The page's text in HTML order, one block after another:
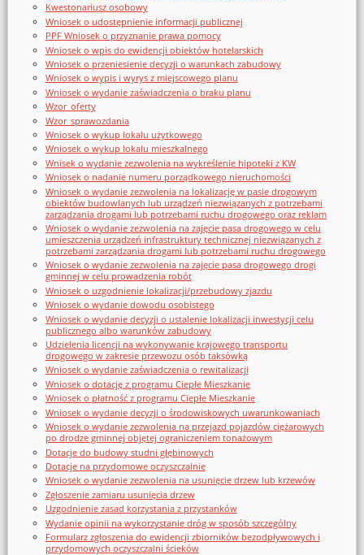
Kwestonariusz osobowy
Wniosek o udostępnienie informacji publicznej
PPF Wniosek o przyznanie prawa pomocy
Wniosek o wpis do ewidencji obiektów hotelarskich
Wniosek o przeniesienie decyzji o warunkach zabudowy
Wniosek o wypis i wyrys z miejscowego planu
Wniosek o wydanie zaświadczenia o braku planu
Wzor_oferty
Wzor_sprawozdania
Wniosek o wykup lokalu użytkowego
Wniosek o wykup lokalu mieszkalnego
Wnisek o wydanie zezwolenia na wykreślenie hipoteki z KW
Wniosek o nadanie numeru porządkowego nieruchomości
Wniosek o wydanie zezwolenia na lokalizację w pasie drogowym
obiektów budowlanych lub urządzeń niezwiązanych z potrzebami
zarządzania drogami lub potrzebami ruchu drogowego oraz reklam
Wniosek o wydanie zezwolenia na zajęcie pasa drogowego w celu
umieszczenia urządzeń infrastruktury technicznej niezwiązanych z
potrzebami zarządzania drogami lub potrzebami ruchu drogowego
Wniosek o wydanie zezwolenia na zajęcie pasa drogowego drogi
gminnej w celu prowadzenia robót
Wniosek o uzgodnienie lokalizacji/przebudowy zjazdu
Wniosek o wydanie dowodu osobistego
Wniosek o wydanie decyzji o ustalenie lokalizacji inwestycji celu
publicznego albo warunków zabudowy
Udzielenia licencji na wykonywanie krajowego transportu
drogowego w zakresie przewozu osób taksówką
Wniosek o wydanie zaświadczenia o rewitalizacji
Wniosek o dotację z programu Ciepłe Mieszkanie
Wniosek o płatność z programu Ciepłe Mieszkanie
Wniosek o wydanie decyzji o środowiskowych uwarunkowaniach
Wniosek o wydanie zezwolenia na przejazd pojazdów ciężarowych
po drodze gminnej objętej ograniczeniem tonażowym
Dotacje do budowy studni głębinowych
Dotacje na przydomowe oczyszczalnie
Wniosek o wydanie zezwolenia na usunięcie drzew lub krzewów
Zgłoszenie zamiaru usunięcia drzew
Uzgodnienie zasad korzystania z przystanków
Wydanie opinii na wykorzystanie dróg w sposób szczególny
Formularz zgłoszenia do ewidencji zbiorników bezodpływowych i
przydomowych oczyszczalni ścieków